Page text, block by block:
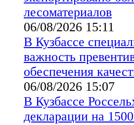
лесоматериалов
06/08/2026 15:11
В Кузбассе
важность
обеспечения
06/08/2026 15:07
В Кузбассе
декларации на